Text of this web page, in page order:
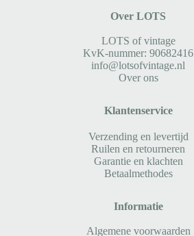
Over LOTS
LOTS of vintage
KvK-nummer: 90682416
info@lotsofvintage.nl
Over ons
Klantenservice
Verzending en levertijd
Ruilen en retourneren
Garantie en klachten
Betaalmethodes
Informatie
Algemene voorwaarden